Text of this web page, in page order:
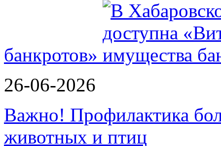
банкротов»
26-06-2026
Важно! Профилактика
животных и птиц